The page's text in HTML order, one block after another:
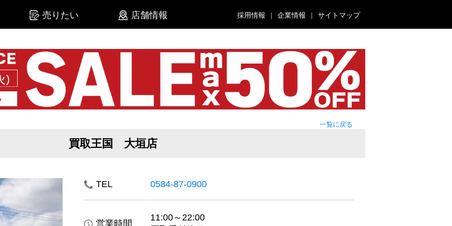
売りたい 店舗情報 採用情報 企業情報 サイトマップ
一覧に戻る
買取王国 大垣店
TEL 0584-87-0900
営業時間
11:00～22:00